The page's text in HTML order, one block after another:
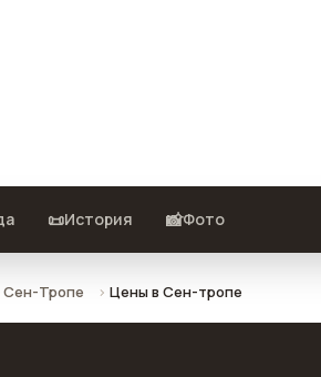
📜История 📸Фото
Сен-Тропе Цены в Сен-тропе